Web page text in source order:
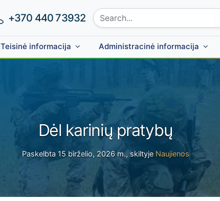
Phone number:
+370 440 73932 Search site:
Teisinė informacija Administracinė informacija
Dėl karinių pratybų
Paskelbta 15 birželio, 2026 m., skiltyje Naujienos